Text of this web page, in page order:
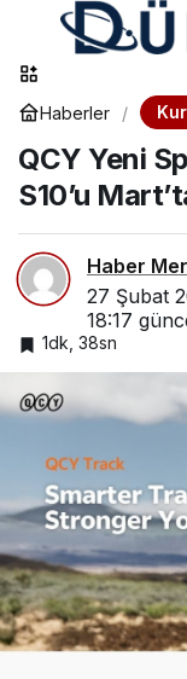
Haberler
QCY Yeni
S10’u
Haber
27 Şubat
18:17
1dk, 38sn